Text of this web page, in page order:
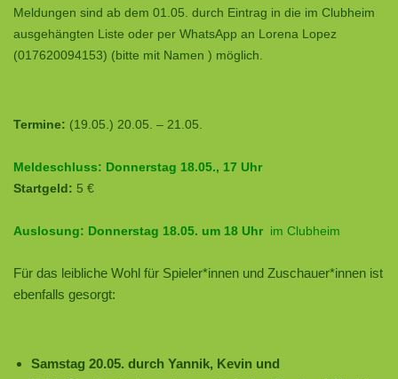
Meldungen sind ab dem 01.05. durch Eintrag in die im Clubheim
ausgehängten Liste oder per WhatsApp an Lorena Lopez
(017620094153) (bitte mit Namen ) möglich.
Termine: (19.05.) 20.05. – 21.05.
Meldeschluss: Donnerstag 18.05., 17 Uhr
Startgeld: 5 €
Auslosung: Donnerstag 18.05. um 18 Uhrim Clubheim
Für das leibliche Wohl für Spieler*innen und Zuschauer*innen ist
ebenfalls gesorgt:
Samstag 20.05. durch Yannik, Kevin und